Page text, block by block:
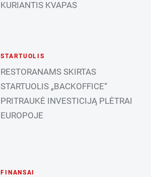
KURIANTIS KVAPAS
STARTUOLIS
RESTORANAMS SKIRTAS
STARTUOLIS „BACKOFFICE“
PRITRAUKĖ INVESTICIJĄ PLĖTRAI
EUROPOJE
FINANSAI